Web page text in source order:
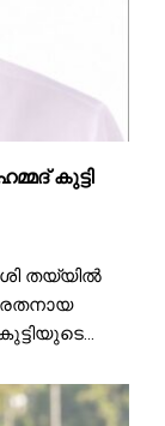
കുട്ടി
തയ്യിൽ